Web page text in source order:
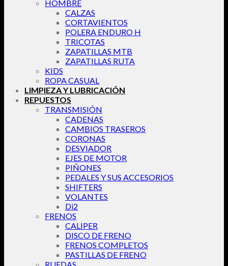
HOMBRE
CALZAS
CORTAVIENTOS
POLERA ENDURO H
TRICOTAS
ZAPATILLAS MTB
ZAPATILLAS RUTA
KIDS
ROPA CASUAL
LIMPIEZA Y LUBRICACIÓN
REPUESTOS
TRANSMISIÓN
CADENAS
CAMBIOS TRASEROS
CORONAS
DESVIADOR
EJES DE MOTOR
PIÑONES
PEDALES Y SUS ACCESORIOS
SHIFTERS
VOLANTES
Di2
FRENOS
CALIPER
DISCO DE FRENO
FRENOS COMPLETOS
PASTILLAS DE FRENO